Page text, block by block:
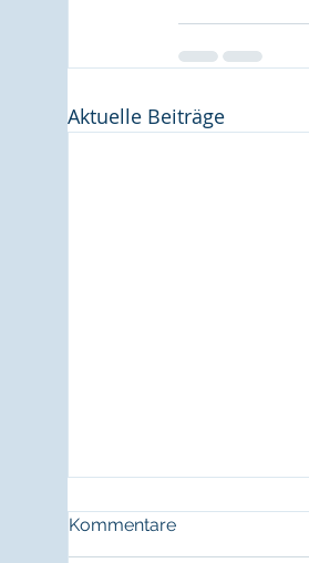
Aktuelle Beiträge
Kommentare